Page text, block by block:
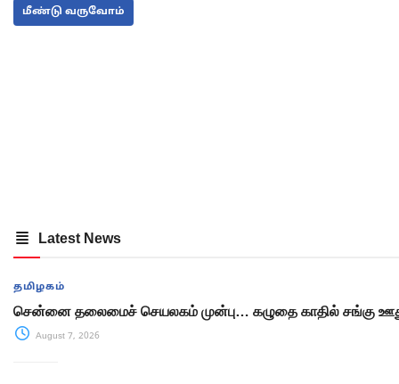
மீண்டு வருவோம்
Latest News
தமிழகம்
சென்னை தலைமைச் செயலகம் முன்பு… கழுதை காதில் சங்கு
August 7, 2026